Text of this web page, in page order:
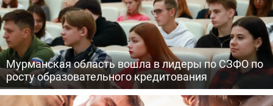
Мурманская область вошла в лидеры по СЗФО по
росту образовательного кредитования